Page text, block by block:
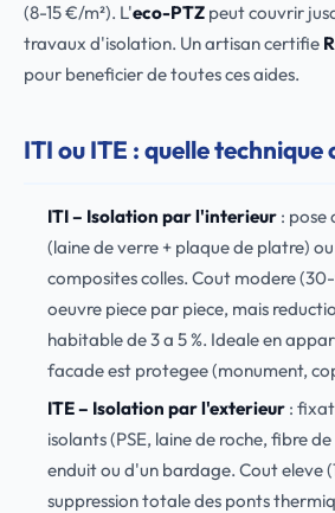
(8-15 €/m²). L'eco-PTZ peut couvrir
travaux d'isolation. Un artisan certifie
pour beneficier de toutes ces aides.
ITI ou ITE : quelle technique
ITI – Isolation par l'interieur: pose
(laine de verre + plaque de platre)
composites colles. Cout modere
oeuvre piece par piece, mais
habitable de 3 a 5 %. Ideale en
facade est protegee (monument,
ITE – Isolation par l'exterieur:
isolants (PSE, laine de roche, fibre
enduit ou d'un bardage. Cout eleve
suppression totale des ponts